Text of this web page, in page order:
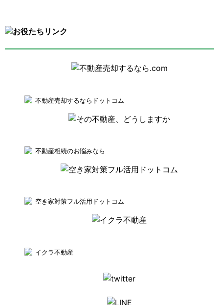
不動産売却するならドットコム
不動産相続のお悩みなら
空き家対策フル活用ドットコム
イクラ不動産